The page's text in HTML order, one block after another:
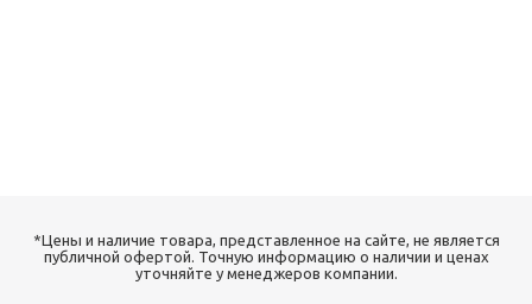
*Цены и наличие товара, представленное на сайте, не является
публичной офертой. Точную информацию о наличии и ценах
уточняйте у менеджеров компании.